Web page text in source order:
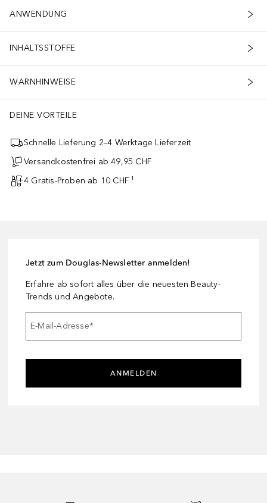
ANWENDUNG
INHALTSSTOFFE
WARNHINWEISE
DEINE VORTEILE
Schnelle Lieferung 2–4 Werktage Lieferzeit
Versandkostenfrei ab 49,95 CHF
4 Gratis-Proben ab 10 CHF ¹
Jetzt zum Douglas-Newsletter anmelden!
Erfahre ab sofort alles über die neuesten Beauty-
Trends und Angebote.
E-Mail-Adresse*
ANMELDEN